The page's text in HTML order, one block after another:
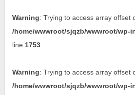
Warning: Trying to access array offset
/home/wwwroot/sjqzb/wwwroot/wp-
line 1753
Warning: Trying to access array offset
/home/wwwroot/sjqzb/wwwroot/wp-